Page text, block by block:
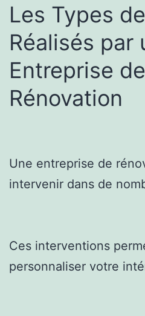
Les Types
Réalisés par
Entreprise de
Rénovation
Une entreprise de
intervenir dans de
Ces interventions
personnaliser votre